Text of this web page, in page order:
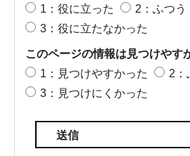
1：役に立った
2：ふつう
3：役に立たなかった
このページの情報は見つけやす
1：見つけやすかった
2：
3：見つけにくかった